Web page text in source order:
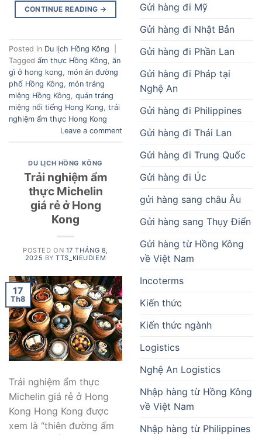
CONTINUE READING →
Posted in Du lịch Hồng Kông
Tagged ẩm thực Hồng Kông, ăn
gì ở hong kong, món ăn đường
phố Hồng Kông, món tráng
miệng Hồng Kông, quán tráng
miệng nổi tiếng Hong Kong, trải
nghiệm ẩm thực Hong Kong
Leave a comment
DU LỊCH HỒNG KÔNG
Trải nghiệm ẩm
thực Michelin
giá rẻ ở Hong
Kong
POSTED ON 17 THÁNG 8,
2025 BYTTS_KIEUDIEM
17
Th8
Trải nghiệm ẩm thực
Michelin giá rẻ ở Hong
Kong Hong Kong được
xem là “thiên đường ẩm
Gửi hàng đi Mỹ
Gửi hàng đi Nhật Bản
Gửi hàng đi Phần Lan
Gửi hàng đi Pháp tại
Nghệ An
Gửi hàng đi Philippines
Gửi hàng đi Thái Lan
Gửi hàng đi Trung Quốc
Gửi hàng đi Úc
gửi hàng sang châu Âu
Gửi hàng sang Thụy Điển
Gửi hàng từ Hồng Kông
về Việt Nam
Incoterms
Kiến thức
Kiến thức ngành
Logistics
Nghệ An Logistics
Nhập hàng từ Hồng Kông
về Việt Nam
Nhập hàng từ Philippines